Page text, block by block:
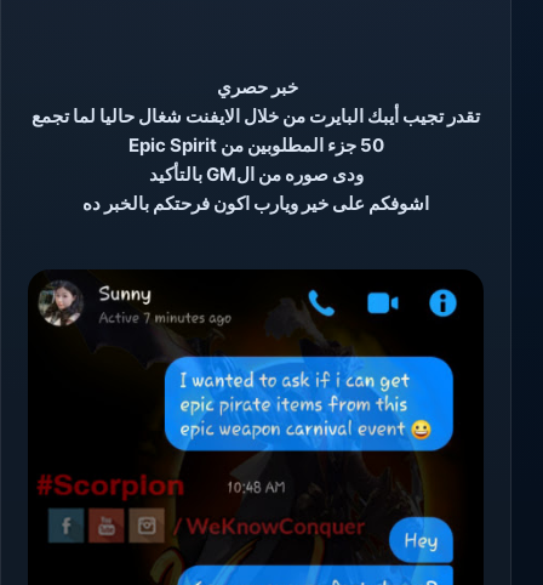
خبر حصري
تقدر تجيب أيبك البايرت من خلال الايفنت شغال حاليا لما تجمع
50 جزء المطلوبين من
Epic Spirit
ودى صوره من الGM
بالتأكيد
اشوفكم على خير ويارب اكون فرحتكم بالخبر ده